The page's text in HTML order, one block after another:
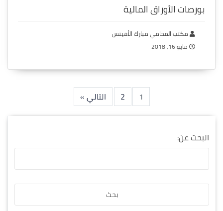
بورصات الأوراق المالية
مكتب المحامي مبارك الأفينس
مايو 16, 2018
1
2 التالي »
البحث عن: